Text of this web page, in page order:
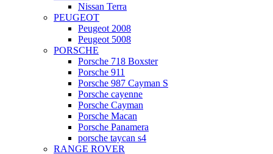
Nissan Terra
PEUGEOT
Peugeot 2008
Peugeot 5008
PORSCHE
Porsche 718 Boxster
Porsche 911
Porsche 987 Cayman S
Porsche cayenne
Porsche Cayman
Porsche Macan
Porsche Panamera
porsche taycan s4
RANGE ROVER